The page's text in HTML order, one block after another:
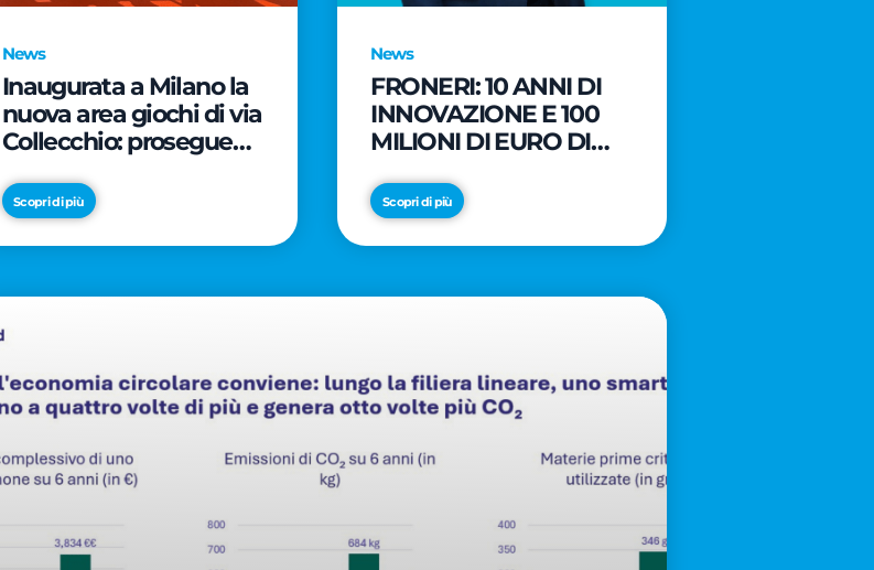
News
Inaugurata a Milano la
nuova area giochi di via
Collecchio: prosegue
SmartCityLife per gli
spazi pubblici del
Municipio 8
Scopri di più
News
FRONERI: 10 ANNI DI
INNOVAZIONE E 100
MILIONI DI EURO DI
PER LO SVILUPPO DEL
MERCATO ITALIANO
DEL GELATO
Scopri di più